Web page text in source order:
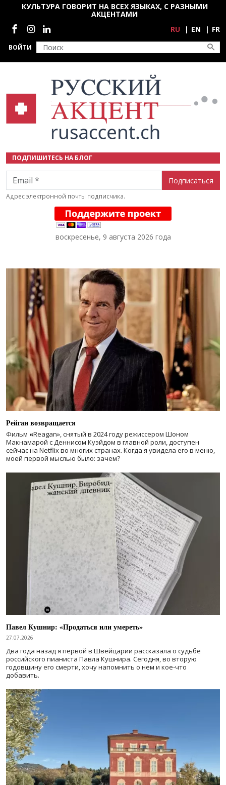
Перейти к основному содержанию
ВОЙТИ
КУЛЬТУРА ГОВОРИТ НА ВСЕХ ЯЗЫКАХ, С РАЗНЫМИ
АКЦЕНТАМИ
Социальные сети
RU EN FR
ПОДПИШИТЕСЬ НА БЛОГ
Email
Адрес электронной почты подписчика.
воскресенье, 9 августа 2026 года
Рейган возвращается
Фильм «Reagan», снятый в 2024 годурежиссером Шоном
Макнамарой с Деннисом Куэйдом в главной роли, доступен
сейчас на Netflix во многих странах. Когда я увидела его в меню,
моей первой мыслью было: зачем?
Павел Кушнир: «Продаться или умереть»
27.07.2026
Два года назад я первой в Швейцарии рассказала о судьбе
российского пианиста Павла Кушнира. Сегодня, во вторую
годовщину его смерти, хочу напомнить о нем и кое-что
добавить.